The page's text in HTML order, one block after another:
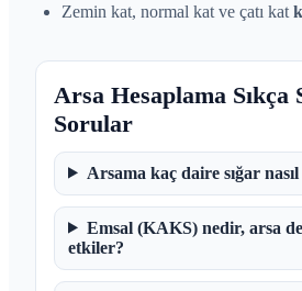
Zemin kat, normal kat ve çatı kat
Arsa Hesaplama Sıkça
Sorular
Arsama kaç daire sığar
Emsal (KAKS) nedir, arsa
etkiler?